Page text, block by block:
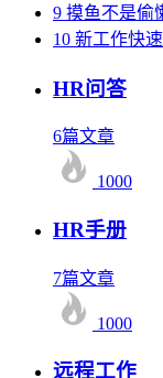
9 摸鱼不是偷
10 新工作快
HR问答
6篇文章
1000
HR手册
7篇文章
1000
远程工作